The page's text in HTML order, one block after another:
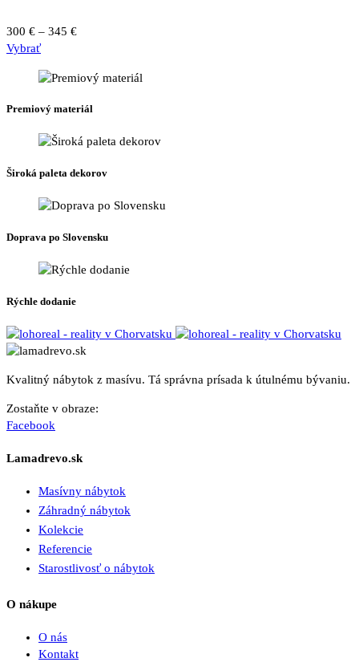
300 € – 345 €Price
through
VybraťTento
má
variantov.
Možnosti
si
vybrať
na
stránke
produktu.
Premiový materiál
Široká paleta dekorov
Doprava po Slovensku
Rýchle dodanie
Kvalitný nábytok z masívu. Tá správna prísada k útulnému bývaniu.
Zostaňte v obraze:
Facebook
Lamadrevo.sk
Masívny nábytok
Záhradný nábytok
Kolekcie
Referencie
Starostlivosť o nábytok
O nákupe
O nás
Kontakt